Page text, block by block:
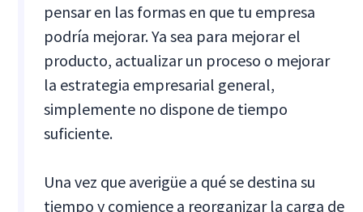
pensar en las formas en que tu empresa
podría mejorar. Ya sea para mejorar el
producto, actualizar un proceso o mejorar
la estrategia empresarial general,
simplemente no dispone de tiempo
suficiente.
Una vez que averigüe a qué se destina su
tiempo y comience a reorganizar la carga de